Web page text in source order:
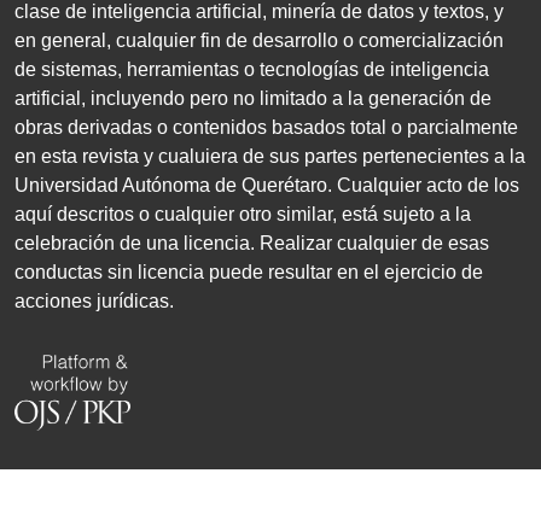
clase de inteligencia artificial, minería de datos y textos, y
en general, cualquier fin de desarrollo o comercialización
de sistemas, herramientas o tecnologías de inteligencia
artificial, incluyendo pero no limitado a la generación de
obras derivadas o contenidos basados total o parcialmente
en esta revista y cualuiera de sus partes pertenecientes a la
Universidad Autónoma de Querétaro. Cualquier acto de los
aquí descritos o cualquier otro similar, está sujeto a la
celebración de una licencia. Realizar cualquier de esas
conductas sin licencia puede resultar en el ejercicio de
acciones jurídicas.